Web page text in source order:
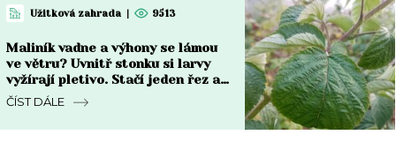
Užitková zahrada | 9513
Maliník vadne a výhony se lámou
ve větru? Uvnitř stonku si larvy
vyžírají pletivo. Stačí jeden řez a
česnek
ČÍST DÁLE